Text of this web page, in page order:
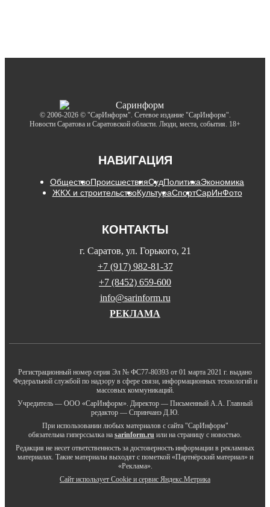
© 2006-2026 © "СарИнформ". Сетевое издание "СарИнформ".
Новости Саратова и Саратовской области. Люди, места, события. 18+
НАВИГАЦИЯ
ОбществоПроисшествияСудПолитикаЭкономика
ЖКХ и строительствоКультураСпортСарИнФото
КОНТАКТЫ
г. Саратов, ул. Горького, 21
+7 (917) 982-81-37
+7 (8452) 659-600
info@sarinform.ru
РЕКЛАМА
Регистрационный номер серия Эл № ФС77-80393 от 01 марта 2021 г. выдано
Федеральной службой по надзору в сфере связи, информационных технологий и
массовых коммуникаций.
Учредитель — ООО «СарИнформ». Директор — Письменный А.А. Главный
редактор — Спринчанэ Д.Ю.
При использовании любых материалов с сайта "СарИнформ"
обязательна гиперссылка на sarinform.ru или на страницу с новостью.
Редакция не несет ответственность за достоверность информации в рекламных
материалах. Такие материалы выходят с пометкой «Партнёрский материал» и
«Реклама».
Сайт использует Cookie и сервиc Яндекс.Метрика